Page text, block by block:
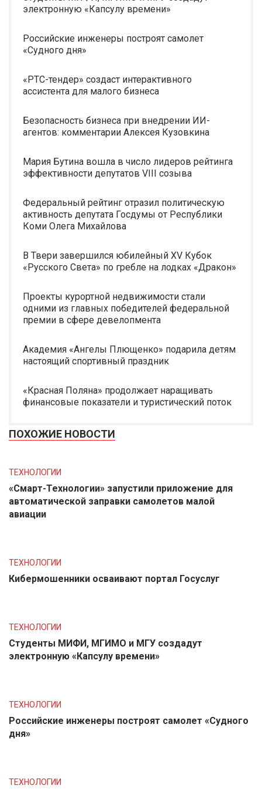
электронную «Капсулу времени»
Российские инженеры построят самолет
«Судного дня»
«РТС-тендер» создаст интерактивного
ассистента для малого бизнеса
Безопасность бизнеса при внедрении ИИ-
агентов: комментарии Алексея Кузовкина
Мария Бутина вошла в число лидеров рейтинга
эффективности депутатов VIII созыва
Федеральный рейтинг отразил политическую
активность депутата Госдумы от Республики
Коми Олега Михайлова
В Твери завершился юбилейный XV Кубок
«Русского Света» по гребле на лодках «Дракон»
Проекты курортной недвижимости стали
одними из главных победителей федеральной
премии в сфере девелопмента
Академия «Ангелы Плющенко» подарила детям
настоящий спортивный праздник
«Красная Поляна» продолжает наращивать
финансовые показатели и туристический поток
ПОХОЖИЕ НОВОСТИ
ТЕХНОЛОГИИ
«Смарт-Технологии» запустили приложение для
автоматической заправки самолетов малой
авиации
ТЕХНОЛОГИИ
Кибермошенники осваивают портал Госуслуг
ТЕХНОЛОГИИ
Студенты МИФИ, МГИМО и МГУ создадут
электронную «Капсулу времени»
ТЕХНОЛОГИИ
Российские инженеры построят самолет «Судного
дня»
ТЕХНОЛОГИИ